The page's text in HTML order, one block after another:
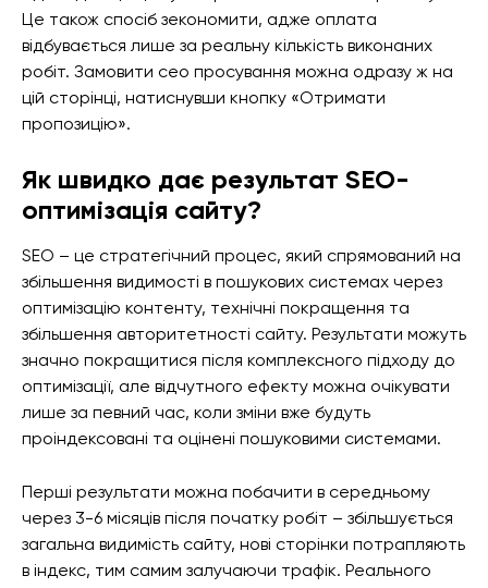
Це також спосіб зекономити, адже оплата
відбувається лише за реальну кількість виконаних
робіт. Замовити сео просування можна одразу ж на
цій сторінці, натиснувши кнопку «Отримати
пропозицію».
Як швидко дає результат SEO-
оптимізація сайту?
SEO – це стратегічний процес, який спрямований на
збільшення видимості в пошукових системах через
оптимізацію контенту, технічні покращення та
збільшення авторитетності сайту. Результати можуть
значно покращитися після комплексного підходу до
оптимізації, але відчутного ефекту можна очікувати
лише за певний час, коли зміни вже будуть
проіндексовані та оцінені пошуковими системами.
Перші результати можна побачити в середньому
через 3-6 місяців після початку робіт – збільшується
загальна видимість сайту, нові сторінки потрапляють
в індекс, тим самим залучаючи трафік. Реального